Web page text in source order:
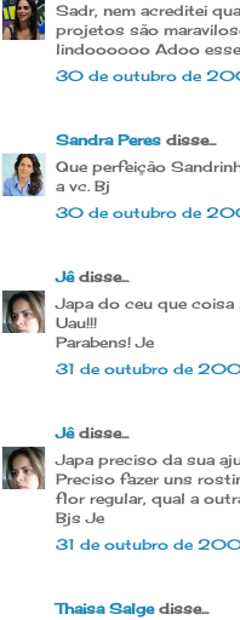
Sadr, nem acreditei
projetos são
lindoooooo Adoo
30 de outubro de
Sandra Peres disse...
Que perfeição
a vc. Bj
30 de outubro de
Jêdisse...
Japa do ceu que coisa
Uau!!!
Parabens! Je
31 de outubro de
Jêdisse...
Japa preciso da sua
Preciso fazer uns
flor regular, qual a
Bjs Je
31 de outubro de
Thaisa Salgedisse...